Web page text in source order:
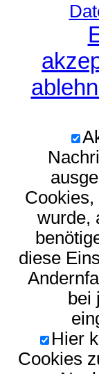
wurde,
diese
bei
Hier
Cookies